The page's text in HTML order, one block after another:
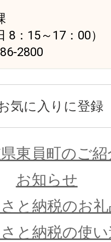
8：15～17：00）
2800
気に入りに登録
東員町のご紹
お知らせ
と納税のお
と納税の使